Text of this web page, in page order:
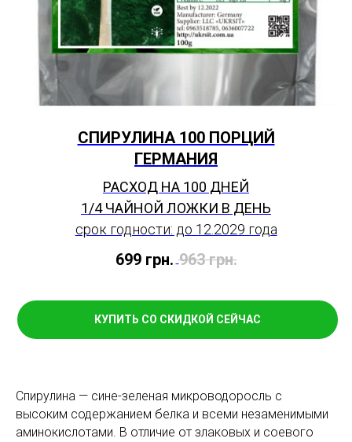
СПИРУЛИНА 100 ПОРЦИЙ
ГЕРМАНИЯ
РАСХОД НА 100 ДНЕЙ
1/4 ЧАЙНОЙ ЛОЖКИ В ДЕНЬ
срок годности: до 12.2029 года
699 грн. 963 грн.
КУПИТЬ СО СКИДКОЙ СЕЙЧАС
Спирулина — сине-зеленая микроводоросль с
высоким содержанием белка и всеми незаменимыми
аминокислотами. В отличие от злаковых и соевого